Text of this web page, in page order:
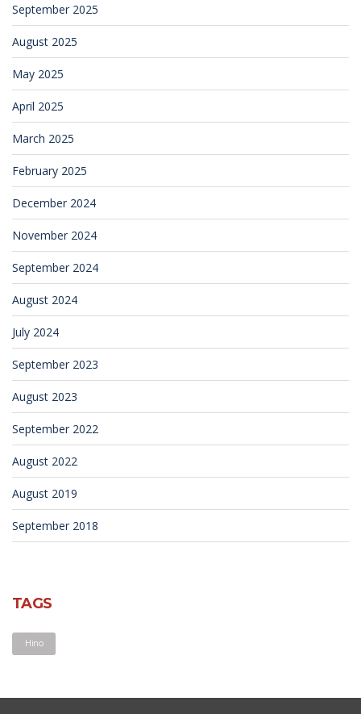
September 2025
August 2025
May 2025
April 2025
March 2025
February 2025
December 2024
November 2024
September 2024
August 2024
July 2024
September 2023
August 2023
September 2022
August 2022
August 2019
September 2018
TAGS
Hino